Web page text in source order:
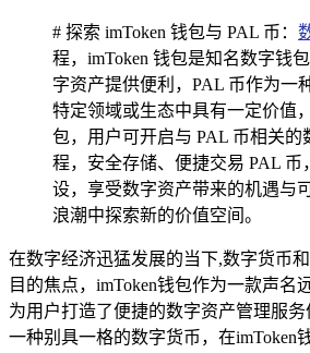
# 探索 imToken 钱包与 PAL 币：
程，imToken 钱包是知名数字钱
字资产提供便利，PAL 币作为一
特定领域或生态中具有一定价值
包，用户可开启与 PAL 币相关的
程，安全存储、便捷交易 PAL 币
设，享受数字资产带来的机遇与
浪潮中探索新的价值空间。
在数字经济迅猛发展的当下,数字货币
目的焦点，imToken钱包作为一款声名
为用户打造了便捷的数字资产管理服
一种别具一格的数字货币，在imToken